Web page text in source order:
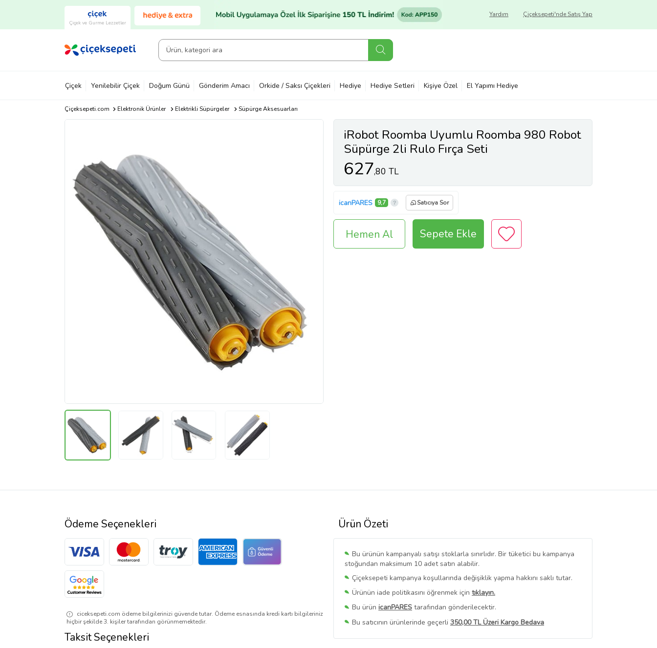
Çiçek ve Gurme Lezzetler
Çiçeksepeti'nde Satış Yap
Yardım
Çiçek Yenilebilir Çiçek Doğum Günü Gönderim Amacı Orkide / Saksı Çiçekleri Hediye Hediye Setleri Kişiye Özel El Yapımı Hediye
Çiçeksepeti.com Elektronik Ürünler Elektrikli Süpürgeler Süpürge Aksesuarları
iRobot Roomba Uyumlu Roomba 980 Robot
Süpürge 2li Rulo Fırça Seti
627,80 TL
icanPARES 9,7 Satıcıya Sor
Hemen Al Sepete Ekle
Ürün Özeti
Bu ürünün kampanyalı satışı stoklarla sınırlıdır. Bir tüketici bu kampanya
stoğundan maksimum 10 adet satın alabilir.
Çiçeksepeti kampanya koşullarında değişiklik yapma hakkını saklı tutar.
Ürünün iade politikasını öğrenmek için tıklayın.
Bu ürün icanPARES tarafından gönderilecektir.
Bu satıcının ürünlerinde geçerli 350,00 TL Üzeri Kargo Bedava
Bu SatıcınınTüm Ürünlerini Görüntüle
Ödeme Seçenekleri
ciceksepeti.com ödeme bilgilerinizi güvende tutar. Ödeme esnasında kredi kartı bilgileriniz
hiçbir şekilde 3. kişiler tarafından görünmemektedir.
Taksit Seçenekleri